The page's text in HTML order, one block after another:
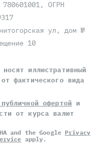
ОГРН
ул, дом №
10
иллюстративный
фактического вида
офертой и
от курса валют
and the Google Privacy
apply.